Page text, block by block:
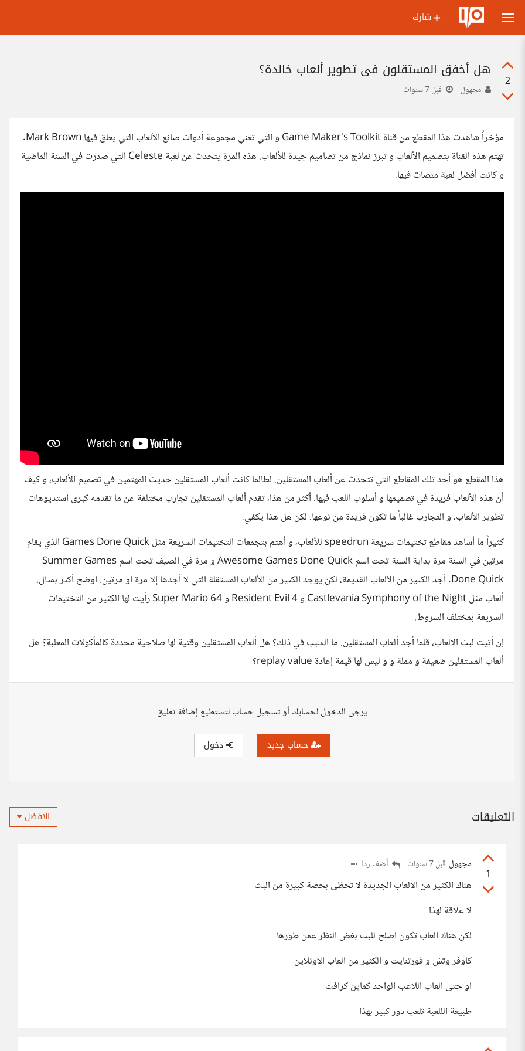
شارك
2
هل أخفق المستقلون في تطوير ألعاب خالدة؟
مجهول قبل 7 سنوات
مؤخراً شاهدت هذا المقطع من قناة Game Maker's Toolkit و التي تعني مجموعة أدوات صانع الألعاب التي يعلق فيها Mark Brown.
تهتم هذه القناة بتصميم الألعاب و تبرز نماذج من تصاميم جيدة للألعاب. هذه المرة يتحدث عن لعبة Celeste التي صدرت في السنة الماضية
و كانت أفضل لعبة منصات فيها.
هذا المقطع هو أحد تلك المقاطع التي تتحدث عن ألعاب المستقلين. لطالما كانت ألعاب المستقلين حديث المهتمين في تصميم الألعاب، و كيف
أن هذه الألعاب فريدة في تصميمها و أسلوب اللعب فيها. أكثر من هذا، تقدم ألعاب المستقلين تجارب مختلفة عن ما تقدمه كبرى استديوهات
تطوير الألعاب، و التجارب غالباً ما تكون فريدة من نوعها. لكن هل هذا يكفي.
كثيراً ما أشاهد مقاطع تختيمات سريعة speedrun للألعاب، و أهتم بتجمعات التختيمات السريعة مثل Games Done Quick الذي يقام
مرتين في السنة مرة بداية السنة تحت اسم Awesome Games Done Quick و مرة في الصيف تحت اسم Summer Games
Done Quick. أجد الكثير من الألعاب القديمة، لكن يوجد الكثير من الألعاب المستقلة التي لا أجدها إلا مرة أو مرتين. أوضح أكثر بمثال،
ألعاب مثل Castlevania Symphony of the Night و Resident Evil 4 و Super Mario 64 رأيت لها الكثير من التختيمات
السريعة بمختلف الشروط.
إن أتيت لبث الألعاب، قلما أجد ألعاب المستقلين. ما السبب في ذلك؟ هل ألعاب المستقلين وقتية لها صلاحية محددة كالمأكولات المعلبة؟ هل
ألعاب المستقلين ضعيفة و مملة و و ليس لها قيمة إعادة replay value؟
يرجى الدخول لحسابك أو تسجيل حساب لتستطيع إضافة تعليق
حساب جديد دخول
التعليقات الأفضل
1
مجهول قبل 7 سنوات أضف ردا
هناك الكثير من الالعاب الجديدة لا تحظى بحصة كبيرة من البث
لا علاقة لهذا
لكن هناك العاب تكون اصلح للبث بغض النظر عمن طورها
كاوفر وتش و فورتنايت و الكثير من العاب الاونلاين
او حتى العاب اللاعب الواحد كماين كرافت
طبيعة الللعبة تلعب دور كبير بهذا